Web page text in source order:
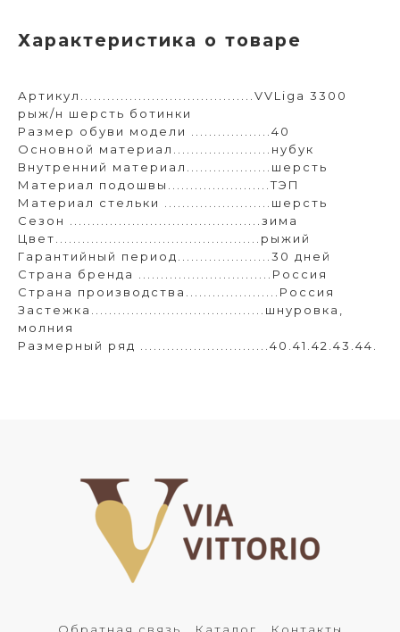
Характеристика о товаре
Артикул.......................................VVLiga 3300
рыж/н шерсть ботинки
Размер обуви модели ..................40
Основной материал......................нубук
Внутренний материал...................шерсть
Материал подошвы.......................ТЭП
Материал стельки ........................шерсть
Сезон ...........................................зима
Цвет..............................................рыжий
Гарантийный период.....................30 дней
Страна бренда ..............................Россия
Страна производства.....................Россия
Застежка.......................................шнуровка,
молния
Размерный ряд .............................40.41.42.43.44.